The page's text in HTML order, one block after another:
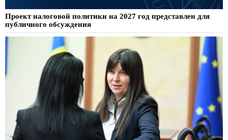
Проект налоговой политики на 2027 год представлен для
публичного обсуждения